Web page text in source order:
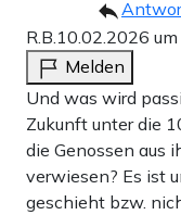
R.B.10.02.2026
Melden
Und was wird
Zukunft unter die
die Genossen aus
verwiesen? Es ist
geschieht bzw.